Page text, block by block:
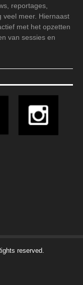
reportages,
veel meer. Hiernaast
met het opzetten
van sessies en
reserved.